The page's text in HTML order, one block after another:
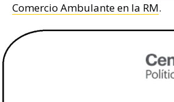
Comercio Ambulante en la RM.